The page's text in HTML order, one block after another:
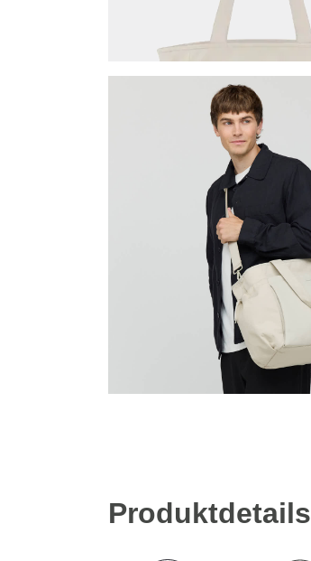
Produktdetails